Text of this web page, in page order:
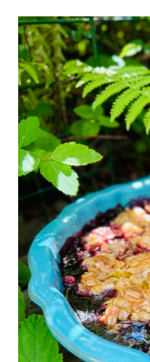
KNÄCKIG
HALLON-
&
BLÅBÄRSPAJ